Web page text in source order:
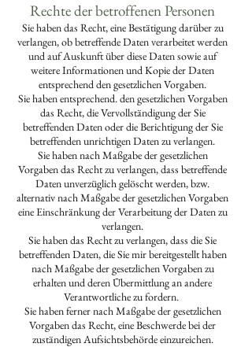
Rechte der betroffenen Personen
Sie haben das Recht, eine Bestätigung darüber zu
verlangen, ob betreffende Daten verarbeitet werden
und auf Auskunft über diese Daten sowie auf
weitere Informationen und Kopie der Daten
entsprechend den gesetzlichen Vorgaben.
Sie haben entsprechend. den gesetzlichen Vorgaben
das Recht, die Vervollständigung der Sie
betreffenden Daten oder die Berichtigung der Sie
betreffenden unrichtigen Daten zu verlangen.
Sie haben nach Maßgabe der gesetzlichen
Vorgaben das Recht zu verlangen, dass betreffende
Daten unverzüglich gelöscht werden, bzw.
alternativ nach Maßgabe der gesetzlichen Vorgaben
eine Einschränkung der Verarbeitung der Daten zu
verlangen.
Sie haben das Recht zu verlangen, dass die Sie
betreffenden Daten, die Sie mir bereitgestellt haben
nach Maßgabe der gesetzlichen Vorgaben zu
erhalten und deren Übermittlung an andere
Verantwortliche zu fordern.
Sie haben ferner nach Maßgabe der gesetzlichen
Vorgaben das Recht, eine Beschwerde bei der
zuständigen Aufsichtsbehörde einzureichen.